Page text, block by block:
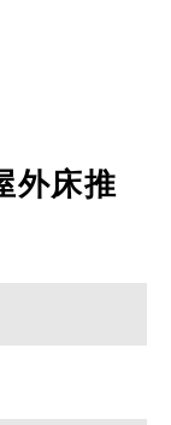
外床推